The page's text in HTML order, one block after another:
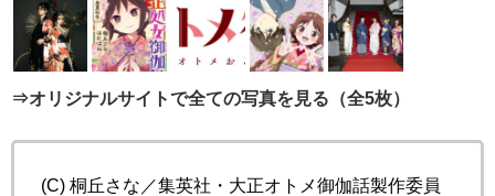
⇒オリジナルサイトで全ての写真を見る（全5枚）
(C) 桐丘さな／集英社・大正オトメ御伽話製作委員